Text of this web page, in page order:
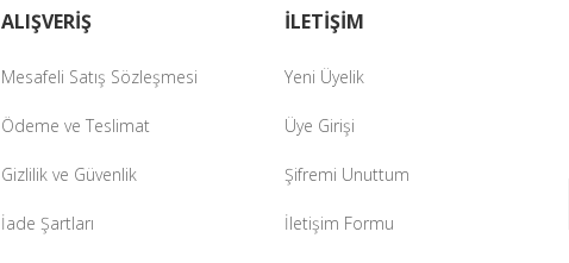
ALIŞVERİŞ
Mesafeli Satış Sözleşmesi
Ödeme ve Teslimat
Gizlilik ve Güvenlik
İade Şartları
İLETİŞİM
Yeni Üyelik
Üye Girişi
Şifremi Unuttum
İletişim Formu